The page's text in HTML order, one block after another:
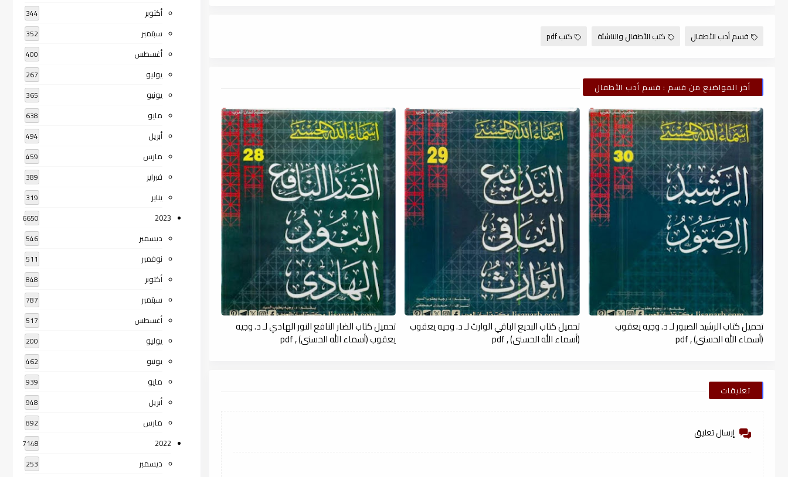
قسم أدب الأطفال كتب الأطفال والناشئة كتب pdf
أخر المواضيع من قسم : قسم أدب الأطفال
تحميل كتاب الرشيد الصبور لـ د. وجيه يعقوب
(أسماء الله الحسنى) , pdf
تحميل كتاب البديع الباقي الوارث لـ د. وجيه يعقوب
(أسماء الله الحسنى) , pdf
تحميل كتاب الضار النافع النور الهادي لـ د. وجيه
يعقوب (أسماء الله الحسنى) , pdf
تعليقات
إرسال تعليق
أكتوبر 344
سبتمبر 352
أغسطس 400
يوليو 267
يونيو 365
مايو 638
أبريل 494
مارس 459
فبراير 389
يناير 319
2023
6650
ديسمبر 546
نوفمبر 511
أكتوبر 848
سبتمبر 787
أغسطس 517
يوليو 200
يونيو 462
مايو 939
أبريل 948
مارس 892
2022
7148
ديسمبر 253